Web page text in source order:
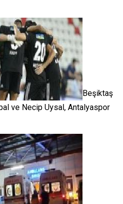
Beşiktaş
ve Necip Uysal, Antalyaspor